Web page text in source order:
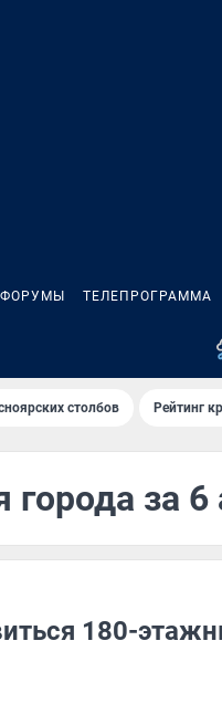
ФОРУМЫ ТЕЛЕПРОГРАММА
столбов Рейтинг
за 6
180-